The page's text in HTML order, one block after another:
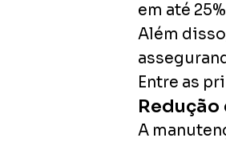
em até
Além
Entre as
Redução
A